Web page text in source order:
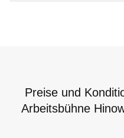
Preise und
Arbeitsbühne